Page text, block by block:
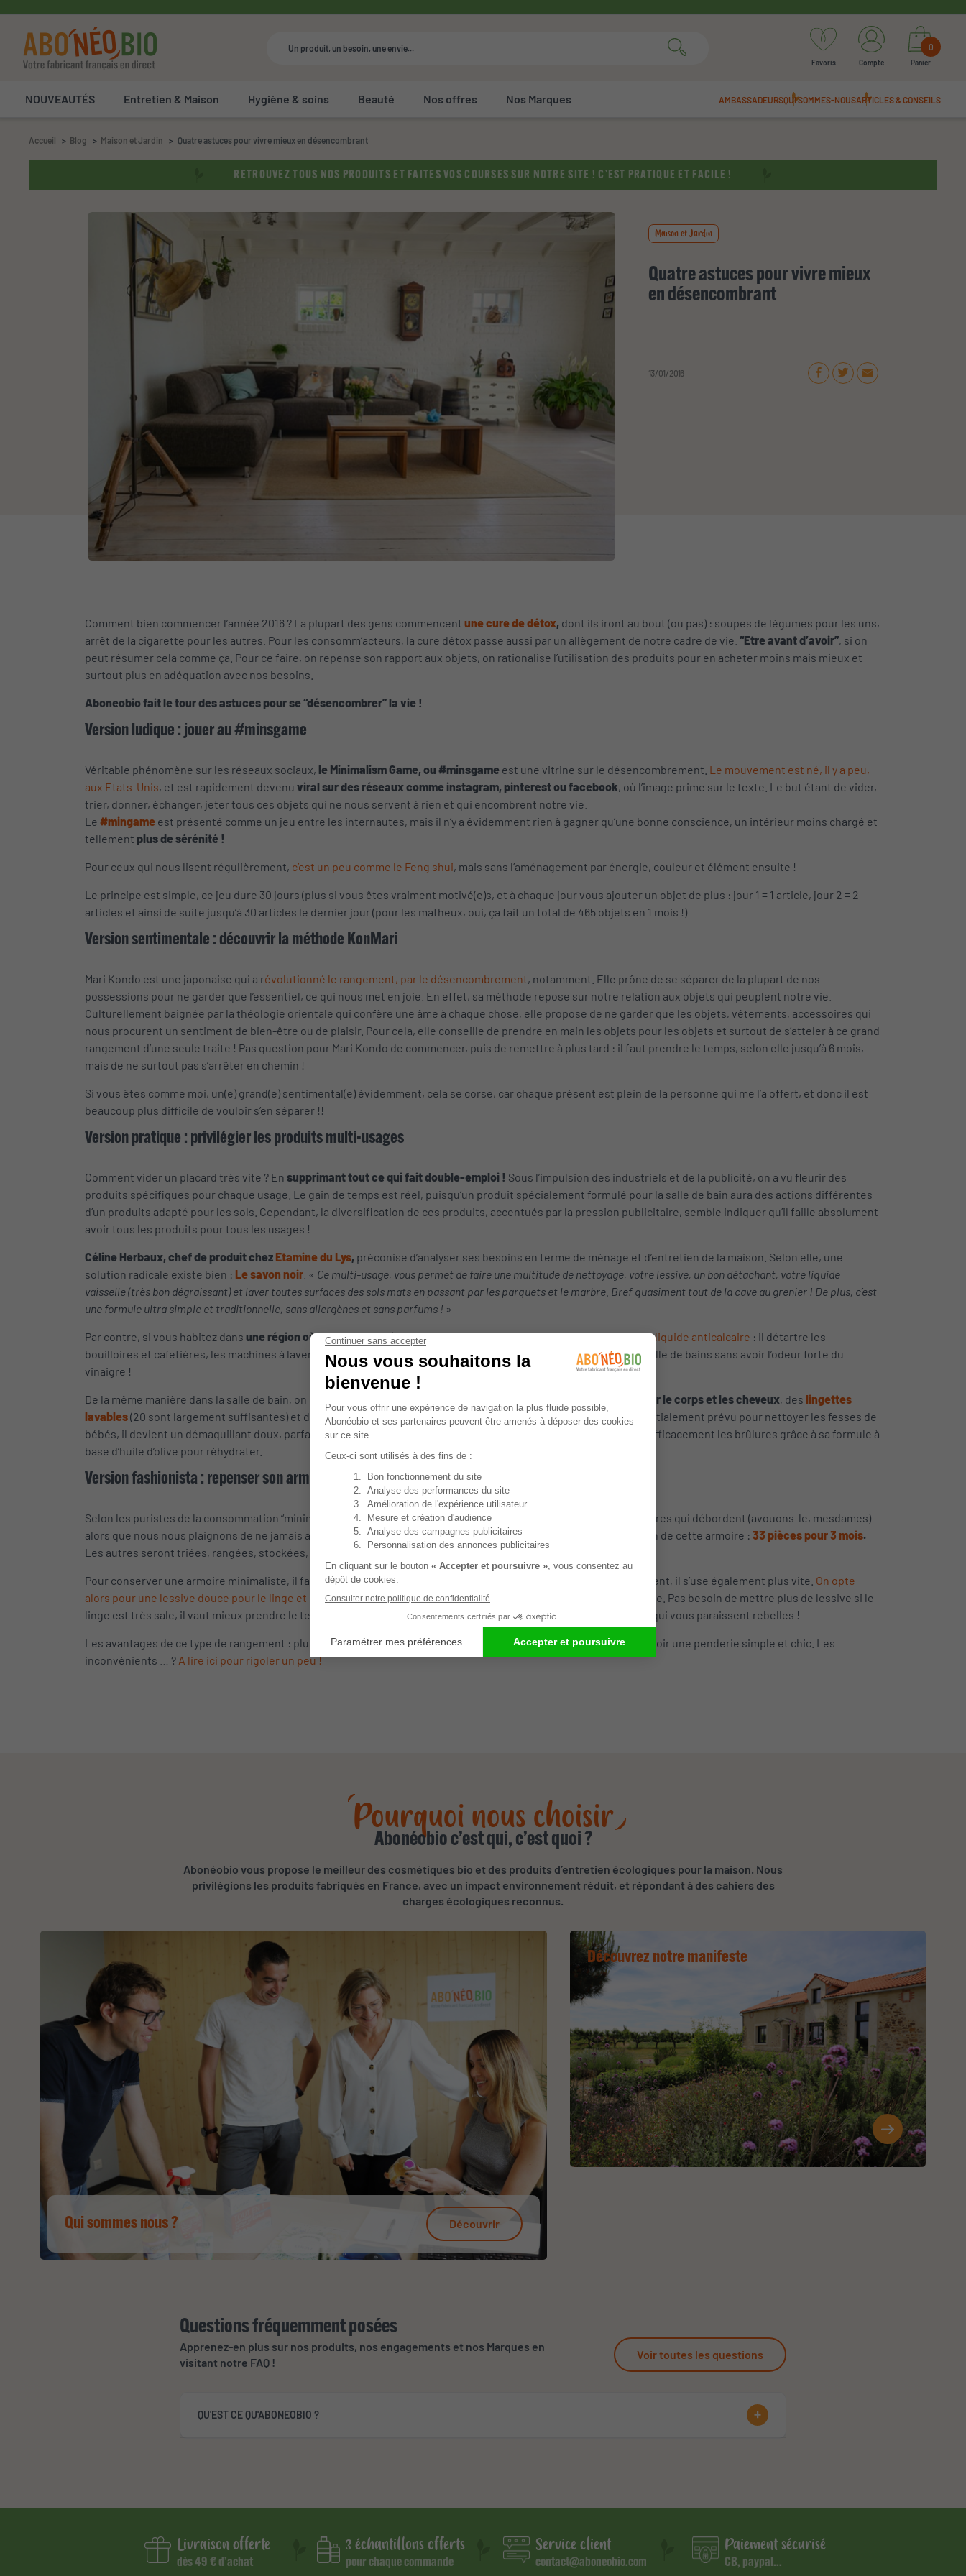
Favoris Compte
0
Panier
NOUVEAUTÉS Entretien & Maison Hygiène & soins Beauté Nos offres Nos Marques AMBASSADEURSQUI SOMMES-NOUSARTICLES & CONSEILS
Accueil Blog Maison et Jardin Quatre astuces pour vivre mieux en désencombrant
RETROUVEZ TOUS NOS PRODUITS ET FAITES VOS COURSES SUR NOTRE SITE ! C’EST PRATIQUE ET FACILE !
Maison et Jardin
Quatre astuces pour vivre mieux
en désencombrant
13 / 01 / 2016
Comment bien commencer l’année 2016 ? La plupart des gens commencent une cure de détox, dont ils iront au bout (ou pas) : soupes de légumes pour les uns,
arrêt de la cigarette pour les autres. Pour les consomm’acteurs, la cure détox passe aussi par un allègement de notre cadre de vie. “Etre avant d’avoir”, si on
peut résumer cela comme ça. Pour ce faire, on repense son rapport aux objets, on rationalise l’utilisation des produits pour en acheter moins mais mieux et
surtout plus en adéquation avec nos besoins.
Aboneobio fait le tour des astuces pour se “désencombrer” la vie !
Version ludique : jouer au #minsgame
Véritable phénomène sur les réseaux sociaux, le Minimalism Game, ou #minsgame est une vitrine sur le désencombrement. Le mouvement est né, il y a peu,
aux Etats-Unis, et est rapidement devenu viral sur des réseaux comme instagram, pinterest ou facebook, où l’image prime sur le texte. Le but étant de vider,
trier, donner, échanger, jeter tous ces objets qui ne nous servent à rien et qui encombrent notre vie.
Le #mingame est présenté comme un jeu entre les internautes, mais il n’y a évidemment rien à gagner qu’une bonne conscience, un intérieur moins chargé et
tellement plus de sérénité !
Pour ceux qui nous lisent régulièrement, c’est un peu comme le Feng shui, mais sans l’aménagement par énergie, couleur et élément ensuite !
Le principe est simple, ce jeu dure 30 jours (plus si vous êtes vraiment motivé(e)s, et à chaque jour vous ajouter un objet de plus : jour 1 = 1 article, jour 2 = 2
articles et ainsi de suite jusqu’à 30 articles le dernier jour (pour les matheux, oui, ça fait un total de 465 objets en 1 mois !)
Version sentimentale : découvrir la méthode KonMari
Mari Kondo est une japonaise qui a révolutionné le rangement, par le désencombrement, notamment. Elle prône de se séparer de la plupart de nos
possessions pour ne garder que l’essentiel, ce qui nous met en joie. En effet, sa méthode repose sur notre relation aux objets qui peuplent notre vie.
Culturellement baignée par la théologie orientale qui confère une âme à chaque chose, elle propose de ne garder que les objets, vêtements, accessoires qui
nous procurent un sentiment de bien-être ou de plaisir. Pour cela, elle conseille de prendre en main les objets pour les objets et surtout de s’atteler à ce grand
rangement d’une seule traite ! Pas question pour Mari Kondo de commencer, puis de remettre à plus tard : il faut prendre le temps, selon elle jusqu’à 6 mois,
mais de ne surtout pas s’arrêter en chemin !
Si vous êtes comme moi, un(e) grand(e) sentimental(e) évidemment, cela se corse, car chaque présent est plein de la personne qui me l’a offert, et donc il est
beaucoup plus difficile de vouloir s’en séparer !!
Version pratique : privilégier les produits multi-usages
Comment vider un placard très vite ? En supprimant tout ce qui fait double-emploi ! Sous l’impulsion des industriels et de la publicité, on a vu fleurir des
produits spécifiques pour chaque usage. Le gain de temps est réel, puisqu’un produit spécialement formulé pour la salle de bain aura des actions différentes
d’un produits adapté pour les sols. Cependant, la diversification de ces produits, accentués par la pression publicitaire, semble indiquer qu’il faille absolument
avoir tous les produits pour tous les usages !
Céline Herbaux, chef de produit chez Etamine du Lys, préconise d’analyser ses besoins en terme de ménage et d’entretien de la maison. Selon elle, une
solution radicale existe bien : Le savon noir . « Ce multi-usage, vous permet de faire une multitude de nettoyage, votre lessive, un bon détachant, votre liquide
vaisselle (très bon dégraissant) et laver toutes surfaces des sols mats en passant par les parquets et le marbre. Bref quasiment tout de la cave au grenier ! De plus, c’est
une formule ultra simple et traditionnelle, sans allergènes et sans parfums ! »
Par contre, si vous habitez dans une région où l’eau est calcaire, d’autres produits devront être utilisés commele liquide anticalcaire : il détartre les
bouilloires et cafetières, les machines à laver et lave-vaisselle, fait briller les inox et les éléments de cuisine ou salle de bains sans avoir l’odeur forte du
vinaigre !
De la même manière dans la salle de bain, on peut alléger son armoire en choisissant de , pour le corps et les cheveux, des lingettes
lavables(20 sont largement suffisantes) et des produits dont on peut détourner l’usage, commele bioliniment
. Initialement prévu pour nettoyer les fesses de
bébés, il devient un démaquillant doux, parfait pour toutes les peaux, mêmes les plus sensibles, et soigne aussi efficacement les brûlures grâce à sa formule à
base d’huile d’olive pour réhydrater.
Version fashionista : repenser son armoire en “capsule closet” ou 3x33
Selon les puristes de la consommation “minimaliste”, on devrait se contenter de peu de chose
… Devant nos armoires qui débordent (avouons-le, mesdames)
alors que nous nous plaignons de ne jamais avoir rien à nous mettre, une solution serait de repenser l’organisation de cette armoire : 33 pièces pour 3 mois.
Les autres seront triées, rangées, stockées, données, jetées, en fonction de votre degré de minimalisme!
Pour conserver une armoire minimaliste, il faut cependant apporter un soin constant à son linge : porté plus souvent, il s’use également plus vite. On opte
alors pour une lessive douce pour le linge et pour l’environnement,et l’on privilégie des cycles à basse température. Pas besoin de mettre plus de lessive si le
linge est très sale, il vaut mieux prendre le temps de poser un
détachant, ou unegoutte de lessive sur les taches qui vous paraissent rebelles !
Les avantages de ce type de rangement : plus de perte de temps le matin à chercher, ou à ranger, l’impression d’avoir une penderie simple et chic. Les
inconvénients … ? A lire ici pour rigoler un peu !
Pourquoi nous choisir
Abonéobio c’est qui, c’est quoi ?
Abonéobio vous propose le meilleur des cosmétiques bio et des produits d’entretien écologiques pour la maison. Nous
privilégions les produits fabriqués en France, avec un impact environnement réduit, et répondant à des cahiers des
charges écologiques reconnus.
Qui sommes nous ? Découvrir
Découvrez notre manifeste
Questions fréquemment posées
Apprenez-en plus sur nos produits, nos engagements et nos Marques en
visitant notre FAQ !
Voir toutes les questions
QU'EST CE QU'ABONEOBIO ?
Livraison offerte
dès 49 € d’achat
3 échantillons offerts
pour chaque commande
Service client
contact@aboneobio.com
Paiement sécurisé
CB, paypal...